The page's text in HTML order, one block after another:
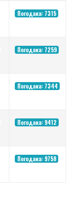
Погодака: 7315
Погодака: 7259
Погодака: 7344
Погодака: 9412
Погодака: 9758